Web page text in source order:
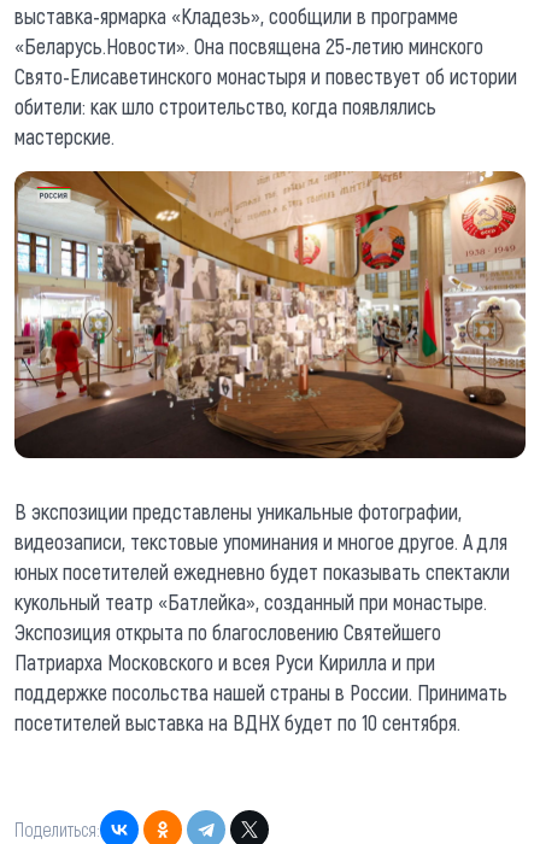
выставка-ярмарка «Кладезь», сообщили в программе
«Беларусь.Новости». Она посвящена 25-летию минского
Свято-Елисаветинского монастыря и повествует об истории
обители: как шло строительство, когда появлялись
мастерские.
В экспозиции представлены уникальные фотографии,
видеозаписи, текстовые упоминания и многое другое. А для
юных посетителей ежедневно будет показывать спектакли
кукольный театр «Батлейка», созданный при монастыре.
Экспозиция открыта по благословению Святейшего
Патриарха Московского и всея Руси Кирилла и при
поддержке посольства нашей страны в России. Принимать
посетителей выставка на ВДНХ будет по 10 сентября.
Поделиться: